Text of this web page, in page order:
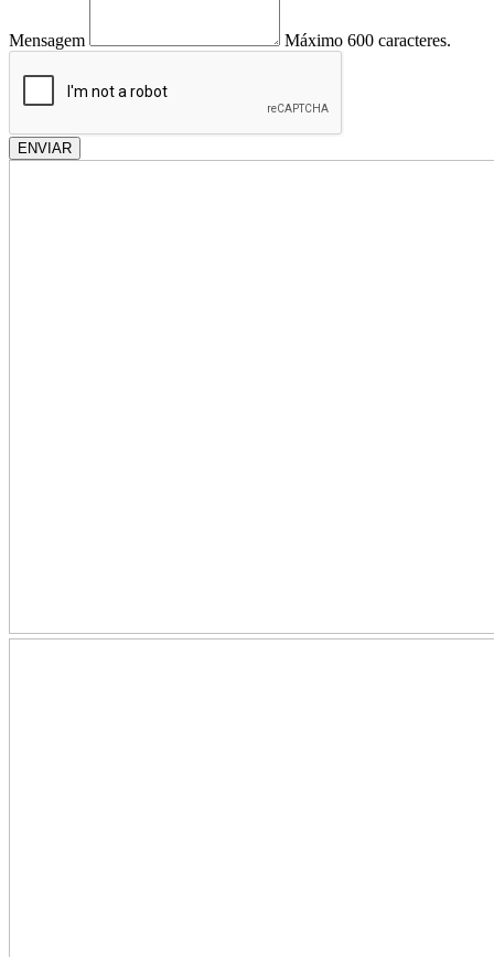
Mensagem Máximo 600 caracteres.
ENVIAR